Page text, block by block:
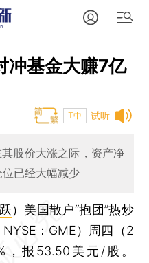
冲基金大赚7亿
试听
T中
股价大涨之际，资产净
已经大幅减少
） 美国散户“抱团”热炒
：GME）周四（2
，报53.50美元/股。